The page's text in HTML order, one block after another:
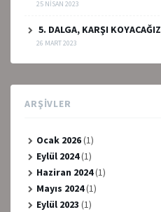
25 NISAN 2023
5. DALGA, KARŞI KOYACAĞIZ
26 MART 2023
ARŞIVLER
Ocak 2026(1)
Eylül 2024(1)
Haziran 2024(1)
Mayıs 2024(1)
Eylül 2023 (1)